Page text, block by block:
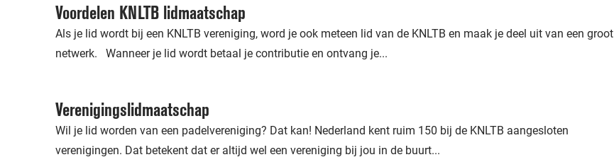
Voordelen KNLTB lidmaatschap
Als je lid wordt bij een KNLTB vereniging, word je ook meteen lid van de KNLTB en maak je deel uit van een groot
netwerk. Wanneer je lid wordt betaal je contributie en ontvang je...
Verenigingslidmaatschap
Wil je lid worden van een padelvereniging? Dat kan! Nederland kent ruim 150 bij de KNLTB aangesloten
verenigingen. Dat betekent dat er altijd wel een vereniging bij jou in de buurt...